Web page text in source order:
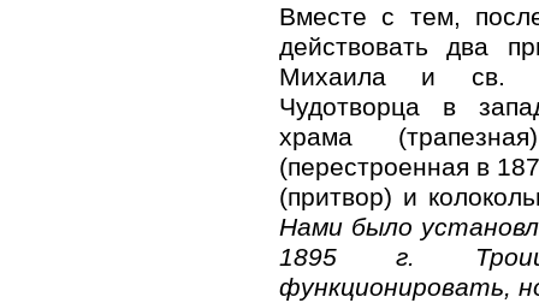
Вместе с тем,
действовать два
Михаила и св.
Чудотворца в
храма
(перестроенная в
(притвор) и
Нами было
1895 г.
функционировать,